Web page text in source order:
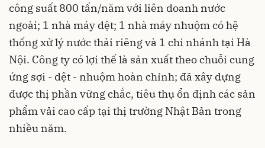
công suất 800 tấn/năm với liên doanh nước
ngoài; 1 nhà máy dệt; 1 nhà máy nhuộm có hệ
thống xử lý nước thải riêng và 1 chi nhánh tại Hà
Nội. Công ty có lợi thế là sản xuất theo chuỗi cung
ứng sợi - dệt - nhuộm hoàn chỉnh; đã xây dựng
được thị phần vững chắc, tiêu thụ ổn định các sản
phẩm vải cao cấp tại thị trường Nhật Bản trong
nhiều năm.